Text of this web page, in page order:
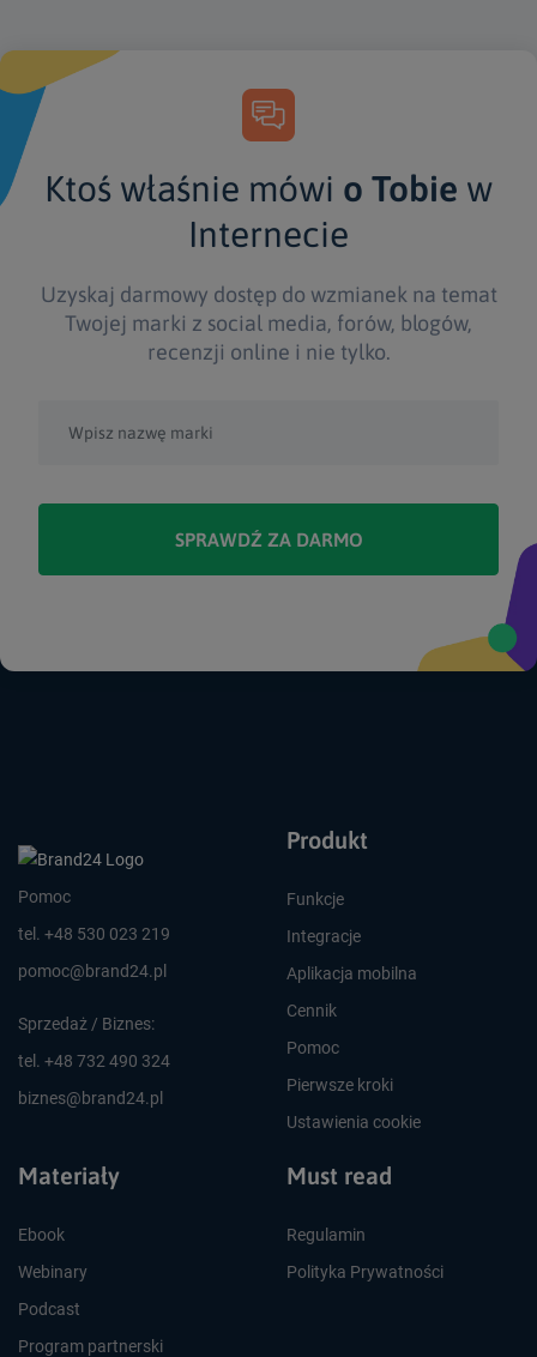
Ktoś właśnie mówi o Tobie w
Internecie
Uzyskaj darmowy dostęp do wzmianek na temat
Twojej marki z social media, forów, blogów,
recenzji online i nie tylko.
SPRAWDŹ ZA DARMO
Pomoc
tel. +48 530 023 219
pomoc@brand24.pl
Sprzedaż / Biznes:
tel. +48 732 490 324
biznes@brand24.pl
Produkt
Funkcje
Integracje
Aplikacja mobilna
Cennik
Pomoc
Pierwsze kroki
Ustawienia cookie
Must read
Regulamin
Polityka Prywatności
Materiały
Ebook
Webinary
Podcast
Program partnerski